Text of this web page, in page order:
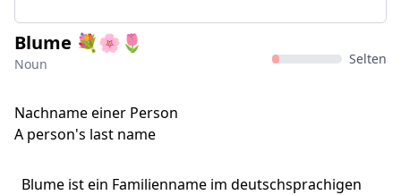
Blume 💐🌸🌷
Noun Selten
Nachname einer Person
A person's last name
Blume ist ein Familienname im deutschsprachigen